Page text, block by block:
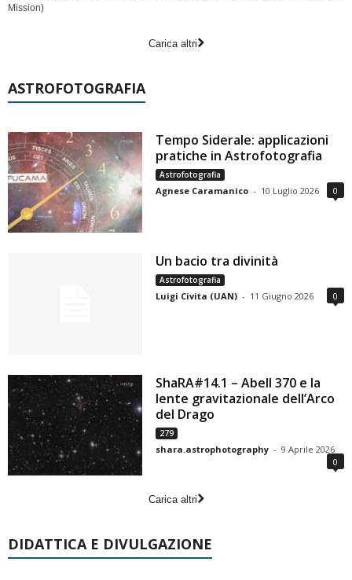
Mission)
Carica altri
ASTROFOTOGRAFIA
Tempo Siderale: applicazioni
pratiche in Astrofotografia
Astrofotografia
Agnese Caramanico - 10 Luglio 2026 0
Un bacio tra divinità
Astrofotografia
Luigi Civita (UAN) - 11 Giugno 2026 0
ShaRA#14.1 – Abell 370 e la
lente gravitazionale dell’Arco
del Drago
279
shara.astrophotography - 9 Aprile 2026
0
Carica altri
DIDATTICA E DIVULGAZIONE